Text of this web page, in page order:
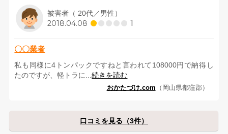
被害者（ 20代／男性）
2018.04.08 1
〇〇業者
私も同様に4トンパックですねと言われて108000円で納得し
たのですが、軽トラに...続きを読む
おかたづけ.com （岡山県都窪郡）
口コミを見る（3件）